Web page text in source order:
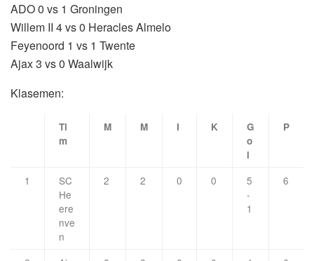
ADO 0 vs 1 Groningen
Willem II 4 vs 0 Heracles Almelo
Feyenoord 1 vs 1 Twente
Ajax 3 vs 0 Waalwijk
Klasemen:
Ti
m
M M I K
G
o
l
P
1
SC
He
ere
nve
n
2 2 0 0
5
-
1
6